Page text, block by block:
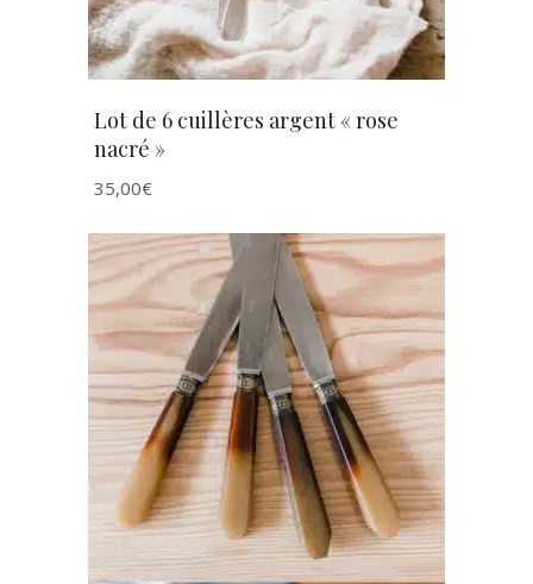
Lot de 6 cuillères argent « rose
nacré »
35,00€
AJOUTER AU PANIER